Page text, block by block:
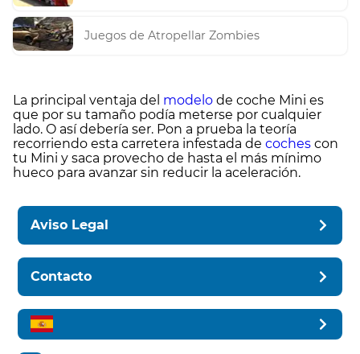
Juegos de Atropellar Zombies
La principal ventaja del modelo de coche Mini es
que por su tamaño podía meterse por cualquier
lado. O así debería ser. Pon a prueba la teoría
recorriendo esta carretera infestada de coches con
tu Mini y saca provecho de hasta el más mínimo
hueco para avanzar sin reducir la aceleración.
Aviso Legal
Contacto